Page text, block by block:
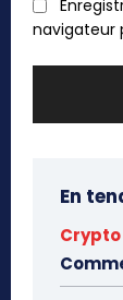
navigateur
En
Crypto